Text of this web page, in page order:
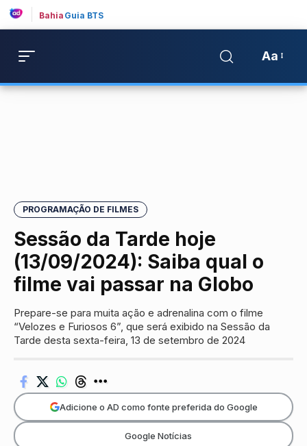
Bahia Guia BTS
Aa
PROGRAMAÇÃO DE FILMES
Sessão da Tarde hoje
(13/09/2024): Saiba qual o
filme vai passar na Globo
Prepare-se para muita ação e adrenalina com o filme
“Velozes e Furiosos 6”, que será exibido na Sessão da
Tarde desta sexta-feira, 13 de setembro de 2024
Adicione o AD como fonte preferida do Google
Google Notícias